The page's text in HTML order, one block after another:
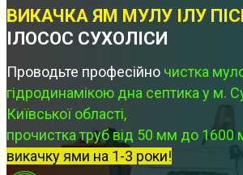
ВИКАЧКА ЯМ МУЛУ ІЛУ
ІЛОСОС СУХОЛІСИ
Проводьте професійно чистка
гідродинамікою дна септика у м.
Київської області,
прочистка труб від 50 мм до 1600
викачку ями на 1-3 роки!